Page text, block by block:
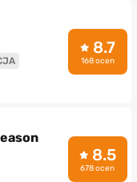
8.7
168 ocen
8.5
678 ocen